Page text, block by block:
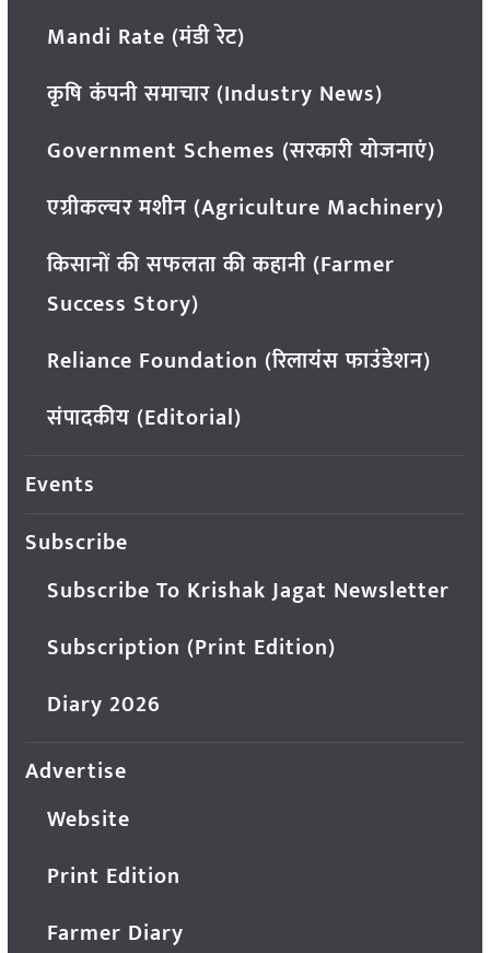
Mandi Rate (मंडी रेट)
कृषि कंपनी समाचार (Industry News)
Government Schemes (सरकारी योजनाएं)
एग्रीकल्चर मशीन (Agriculture Machinery)
किसानों की सफलता की कहानी (Farmer
Success Story)
Reliance Foundation (रिलायंस फाउंडेशन)
संपादकीय (Editorial)
Events
Subscribe
Subscribe To Krishak Jagat Newsletter
Subscription (Print Edition)
Diary 2026
Advertise
Website
Print Edition
Farmer Diary